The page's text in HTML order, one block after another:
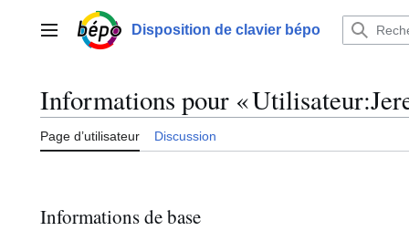
contenuMenu principalDisposition de clavier bépo
Informations pour «
Page d’utilisateur Discussion
Informations de base